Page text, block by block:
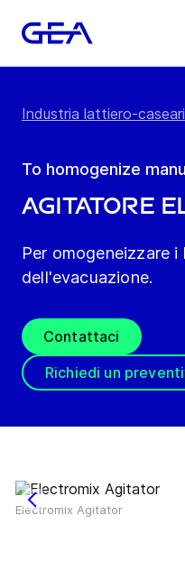
Industria lattiero-
To homogenize
Agitatore
Per omogeneizzare i
dell'evacuazione.
Contattaci
Richiedi un
Electromix Agitator